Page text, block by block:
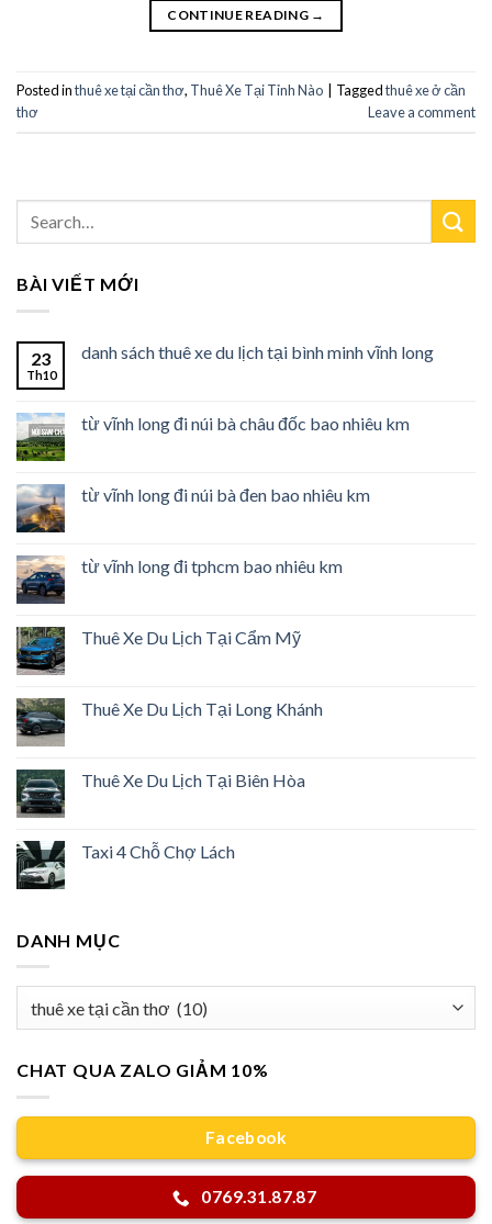
Panel
CONTINUE READING →
Posted inthuê xe tại cần thơ, Thuê Xe Tại Tỉnh Nào Taggedthuê xe ở cần
thơ
Leave a comment
BÀI VIẾT MỚI
23
Th10
danh sách thuê xe du lịch tại bình minh vĩnh long
từ vĩnh long đi núi bà châu đốc bao nhiêu km
từ vĩnh long đi núi bà đen bao nhiêu km
từ vĩnh long đi tphcm bao nhiêu km
Thuê Xe Du Lịch Tại Cẩm Mỹ
Thuê Xe Du Lịch Tại Long Khánh
Thuê Xe Du Lịch Tại Biên Hòa
Taxi 4 Chỗ Chợ Lách
DANH MỤC
CHAT QUA ZALO GIẢM 10%
Facebook
0769.31.87.87